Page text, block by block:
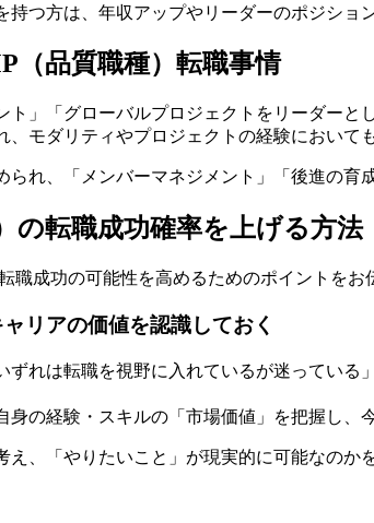
つ方は、年収アップやリーダーのポジショ
（品質職種）転職事情
」「グローバルプロジェクトをリーダーと
モダリティやプロジェクトの経験において
られ、「メンバーマネジメント」「後進の
の転職成功確率を上げる方法
職成功の可能性を高めるためのポイントをお
リアの価値を認識しておく
ずれは転職を視野に入れているが迷ってい
の経験・スキルの「市場価値」を把握し、
え、「やりたいこと」が現実的に可能なのか